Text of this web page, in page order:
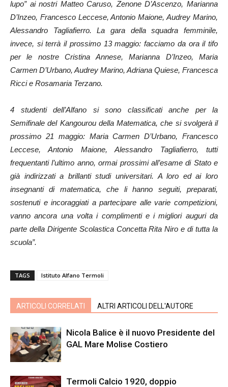
lupo” ai nostri Matteo Caruso, Zenone D’Ascenzo, Marianna
D’Inzeo, Francesco Leccese, Antonio Maione, Audrey Marino,
Alessandro Tagliafierro. La gara della squadra femminile,
invece, si terrà il prossimo 13 maggio: facciamo da ora il tifo
per le nostre Cristina Annese, Marianna D’Inzeo, Maria
Carmen D’Urbano, Audrey Marino, Adriana Quiese, Francesca
Ricci e Rosamaria Terzano.
4 studenti dell’Alfano si sono classificati anche per la
Semifinale del Kangourou della Matematica, che si svolgerà il
prossimo 21 maggio: Maria Carmen D’Urbano, Francesco
Leccese, Antonio Maione, Alessandro Tagliafierro, tutti
frequentanti l’ultimo anno, ormai prossimi all’esame di Stato e
già indirizzati a brillanti studi universitari. A loro ed ai loro
insegnanti di matematica, che li hanno seguiti, preparati,
sostenuti e incoraggiati a partecipare alle varie competizioni,
vanno ancora una volta i complimenti e i migliori auguri da
parte della Dirigente Scolastica Concetta Rita Niro e di tutta la
scuola”.
TAGS Istituto Alfano Termoli
ARTICOLI CORRELATI ALTRI ARTICOLI DELL'AUTORE
Nicola Balice è il nuovo Presidente del
GAL Mare Molise Costiero
Termoli Calcio 1920, doppio